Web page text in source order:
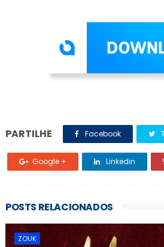
PARTILHE Facebook
Google + Linkedin
POSTS RELACIONADOS
ZOUK